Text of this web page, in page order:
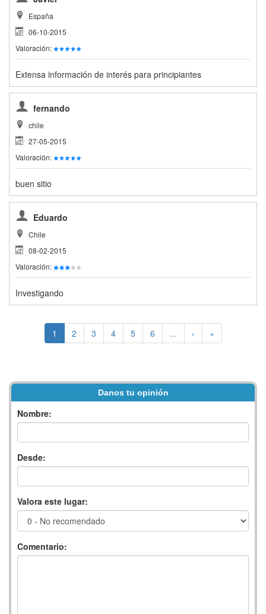
España
06-10-2015
Valoración:
Extensa información de interés para principiantes
fernando
chile
27-05-2015
Valoración:
buen sitio
Eduardo
Chile
08-02-2015
Valoración:
Investigando
1 2 3 4 5 6 ... › »
Danos tu opinión
Nombre:
Desde:
Valora este lugar:
Comentario: